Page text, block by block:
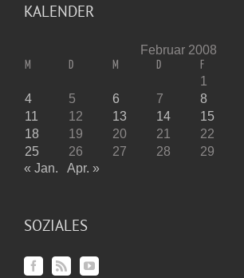
KALENDER
Februar 2008
M D M D F
1
4
5 6 7 8
11
12 13 14 15
18
19 20 21 22
25
26 27 28
29
« Jan.
Apr. »
SOZIALES